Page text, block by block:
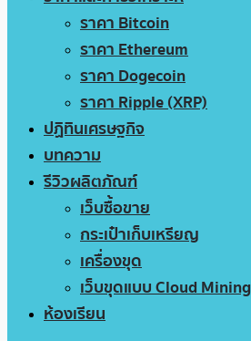
ราคา Bitcoin
ราคา Ethereum
ราคา Dogecoin
ราคา Ripple (XRP)
ปฏิทินเศรษฐกิจ
บทความ
รีวิวผลิตภัณฑ์
เว็บซื้อขาย
กระเป๋าเก็บเหรียญ
เครื่องขุด
เว็บขุดแบบ Cloud Mining
ห้องเรียน